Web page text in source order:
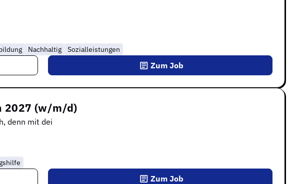
Nachhaltig Sozialleistungen
Zum Job
2027 (w/m/d)
denn mit dei
Zum Job